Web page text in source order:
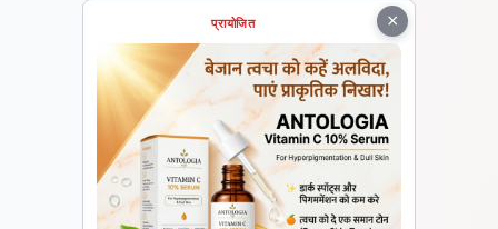
×
प्रायोजित